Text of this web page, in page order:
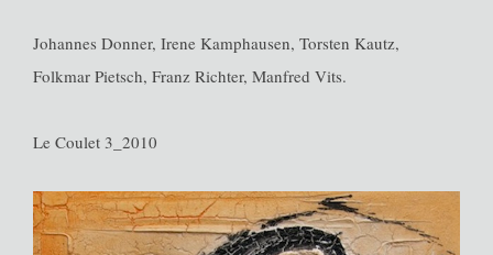
Johannes Donner, Irene Kamphausen, Torsten Kautz,
Folkmar Pietsch, Franz Richter, Manfred Vits.
Le Coulet 3_2010